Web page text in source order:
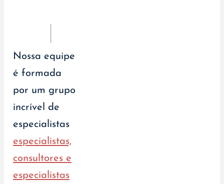
Nossa equipe
é formada
por um grupo
incrível de
especialistas
especialistas,
consultores e
especialistas